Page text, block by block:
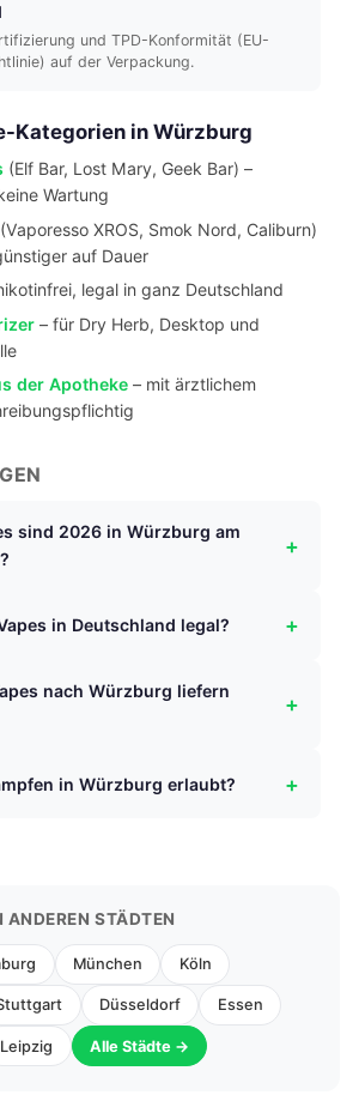
und TPD-Konformität (EU-
auf der Verpackung.
Kategorien in Würzburg
(Elf Bar, Lost Mary, Geek Bar) –
Wartung
(Vaporesso XROS, Smok Nord, Caliburn)
auf Dauer
legal in ganz Deutschland
– für Dry Herb, Desktop und
der Apotheke – mit ärztlichem
sind 2026 in Würzburg am
+
in Deutschland legal? +
nach Würzburg liefern
+
in Würzburg erlaubt? +
ANDEREN STÄDTEN
München Köln
Düsseldorf Essen
Leipzig Alle Städte →